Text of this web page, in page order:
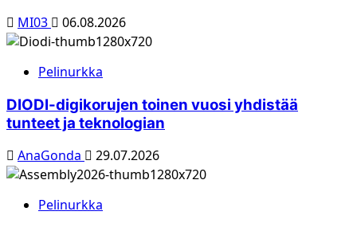
MI03 06.08.2026
Pelinurkka
DIODI-digikorujen toinen vuosi yhdistää
tunteet ja teknologian
AnaGonda 29.07.2026
Pelinurkka